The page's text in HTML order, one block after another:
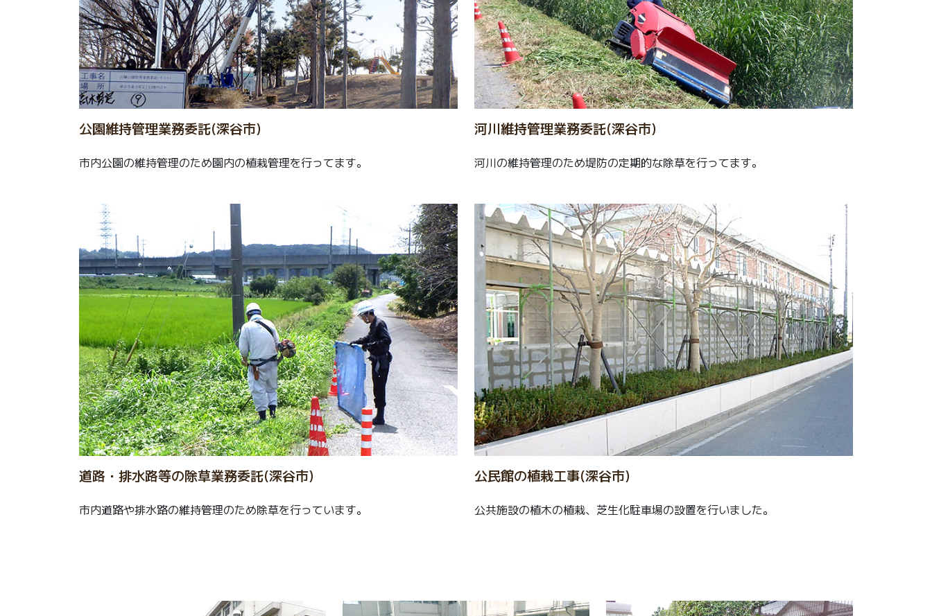
公園維持管理業務委託(深谷市)
市内公園の維持管理のため園内の植栽管理を行ってます。
河川維持管理業務委託(深谷市)
河川の維持管理のため堤防の定期的な除草を行ってます。
道路・排水路等の除草業務委託(深谷市)
市内道路や排水路の維持管理のため除草を行っています。
公民館の植栽工事(深谷市)
公共施設の植木の植栽、芝生化駐車場の設置を行いました。